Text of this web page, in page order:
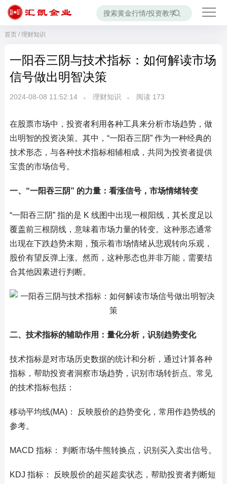
首页/ 理财知识
一阳吞三阴与技术指标：如何解读市场
信号做出明智决策
2024-08-08 11:52:14 理财知识 阅读 173
在股票市场中，投资者利用各种工具来分析市场趋势，做
出明智的投资决策。其中，“一阳吞三阴” 作为一种经典的
技术形态，与各种技术指标相辅相成，共同为投资者提供
宝贵的市场信号。
一、“一阳吞三阴” 的力量：看涨信号，市场情绪转变
“一阳吞三阴” 指的是 K 线图中出现一根阳线，其长度足以
覆盖前三根阴线，意味着市场力量的转变。这种形态通常
出现在下跌趋势末期，预示着市场情绪从悲观转向乐观，
股价有望反弹上涨。然而，这种形态也并非万能，需要结
合其他因素进行判断。
二、技术指标的辅助作用：量化分析，识别趋势变化
技术指标是对市场历史数据的统计和分析，通过计算各种
指标，帮助投资者洞察市场趋势，识别市场转折点。常见
的技术指标包括：
移动平均线(MA)： 反映股价的趋势变化，常用作趋势线的
参考。
MACD 指标： 判断市场牛熊转换点，识别买入卖出信号。
KDJ 指标： 反映股价的超买超卖状态，帮助投资者判断短